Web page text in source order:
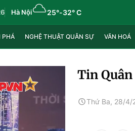
Hà Nội 25°-32° C
PHÁ NGHỆ THUẬT QUÂN SỰ VĂN HOÁ
Tin
Thứ Ba, 28/4/